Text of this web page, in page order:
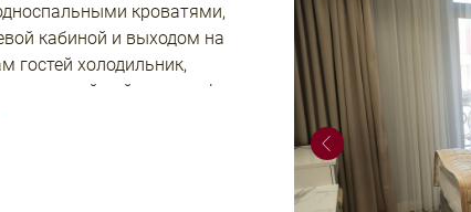
кроватями,
кабиной и выходом на
гостей холодильник,
чайник, телефон,
прикроватные тумбы, шкаф